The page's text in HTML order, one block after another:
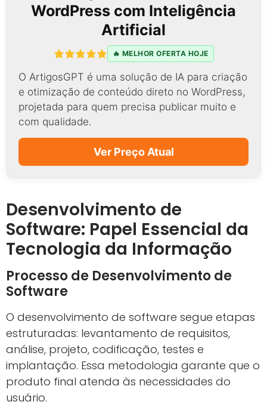
WordPress com Inteligência
Artificial
🔥 MELHOR OFERTA HOJE
O ArtigosGPT é uma solução de IA para criação
e otimização de conteúdo direto no WordPress,
projetada para quem precisa publicar muito e
com qualidade.
Ver Preço Atual
Desenvolvimento de
Software: Papel Essencial da
Tecnologia da Informação
Processo de Desenvolvimento de
Software
O desenvolvimento de software segue etapas
estruturadas: levantamento de requisitos,
análise, projeto, codificação, testes e
implantação. Essa metodologia garante que o
produto final atenda às necessidades do
usuário.